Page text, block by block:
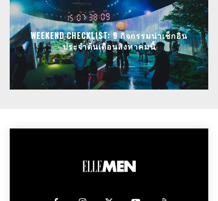
WEEKEND CHECKLIST: 9 กิจกรรมน่าเช็กอิน
ประจำต้นเดือนสิงหาคมนี้